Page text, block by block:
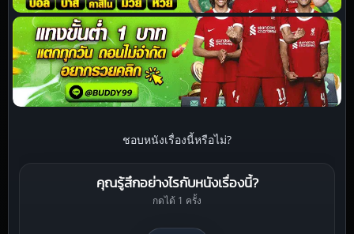
ชอบหนังเรื่องนี้หรือไม่?
คุณรู้สึกอย่างไรกับหนังเรื่องนี้?
กดได้ 1 ครั้ง